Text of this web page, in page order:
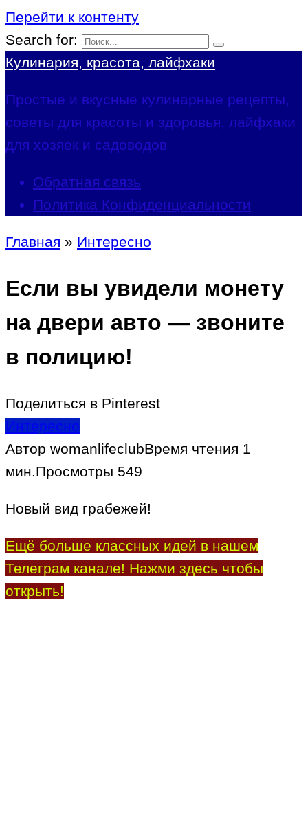
Перейти к контенту
Search for:
Кулинария, красота, лайфхаки
Простые и вкусные кулинарные рецепты,
советы для красоты и здоровья, лайфхаки
для хозяек и садоводов
Обратная связь
Политика Конфиденциальности
Главная » Интересно
Если вы увидели монету
на двери авто — звоните
в полицию!
Поделиться в Pinterest
Интересно
Автор womanlifeclubВремя чтения 1
мин.Просмотры 549
Новый вид грабежей!
Ещё больше классных идей в нашем
Телеграм канале! Нажми здесь чтобы
открыть!